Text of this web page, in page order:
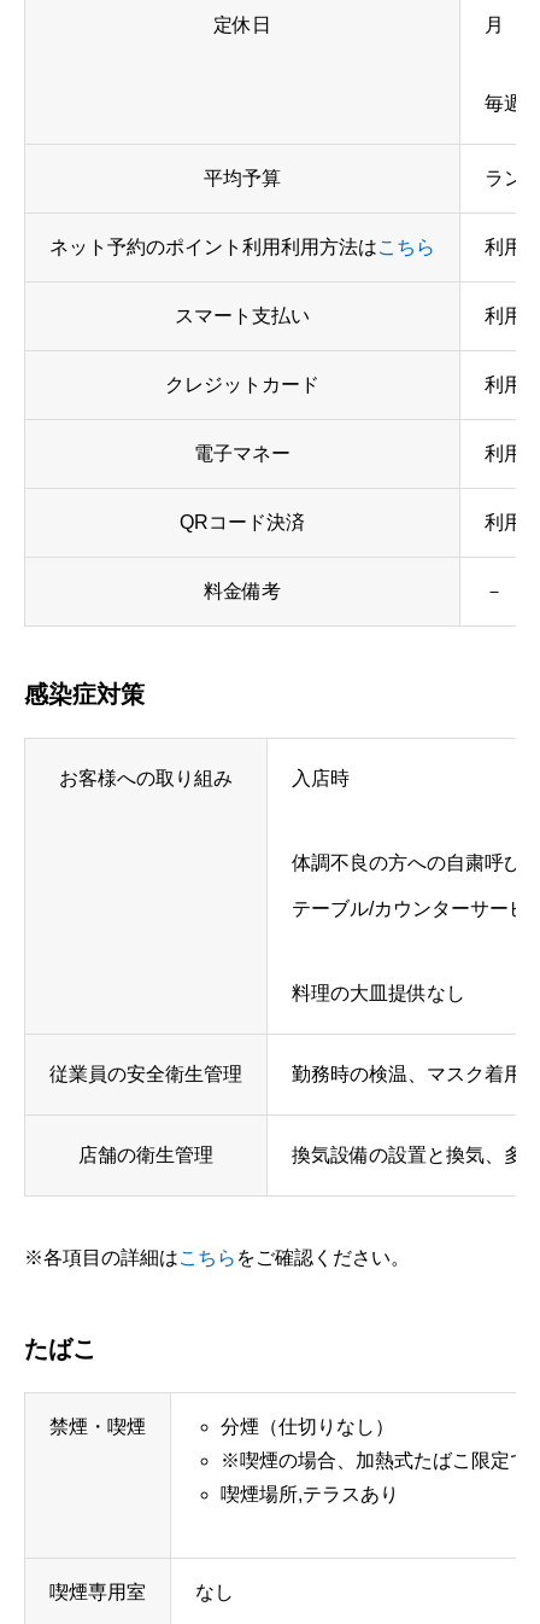
定休日 月
毎週
平均予算 ラン
ネット予約のポイント利用利用方法はこちら 利用
スマート支払い 利用
クレジットカード 利用
電子マネー 利用
QRコード決済 利用
料金備考 －
感染症対策
お客様への取り組み 入店時
体調不良の方への自粛呼び
テーブル/カウンターサービ
料理の大皿提供なし
従業員の安全衛生管理 勤務時の検温、マスク着用
店舗の衛生管理 換気設備の設置と換気、多
※各項目の詳細はこちら をご確認ください。
たばこ
禁煙・喫煙
分煙（仕切りなし）
※喫煙の場合、加熱式たばこ限定で
喫煙場所,テラスあり
喫煙専用室 なし